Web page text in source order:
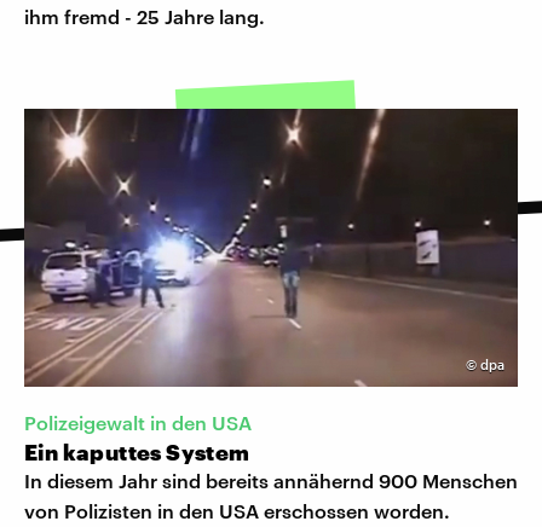
ihm fremd - 25 Jahre lang.
© dpa
Polizeigewalt in den USA
Ein kaputtes System
In diesem Jahr sind bereits annähernd 900 Menschen
von Polizisten in den USA erschossen worden.